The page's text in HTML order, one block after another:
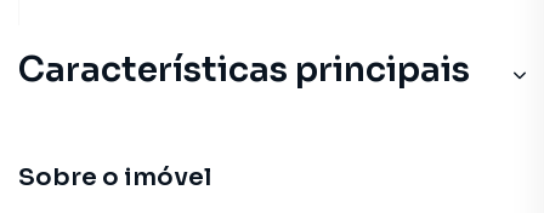
Características principais
Armário Cozinha
Sobre o imóvel